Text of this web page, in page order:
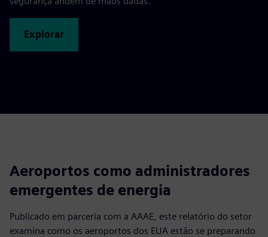
Explorar
Aeroportos como administradores
emergentes de energia
Publicado em parceria com a AAAE, este relatório do setor
examina como os aeroportos dos EUA estão se preparando